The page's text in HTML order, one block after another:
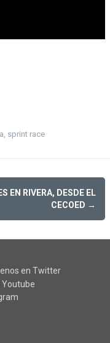
, sprint race
EN RIVERA, DESDE EL
CECOED →